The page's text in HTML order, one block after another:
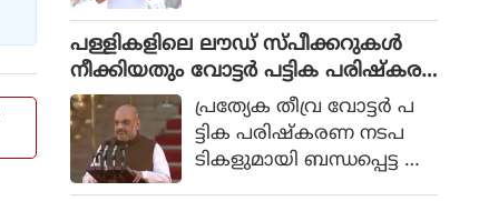
ബില്ലിനെതിരായ പോരാട്ടം
ഭാവിയിലും തുടരുമെന്നും
ഇന്ത്യ ടുഡേയോട്
സംസാരിക്കവെയാണ് ഉദ
യനിധി വ്യക്തമാക്കിയത്.
പള്ളികളിലെ ലൗഡ് സ്പീക്കറുകൾ
നീക്കിയതും വോട്ടർ പട്ടിക പരിഷ്കര
ണങ്ങളുമെല്ലാം പ്രശ്നങ്ങൾ, എൻ
സിപിഐയിലെ വിമത എം പിമാരെ ക
ണ്ട് അമിത് ഷാ
പ്രത്യേക തീവ്ര വോട്ടര്‍ പ
ട്ടിക പരിഷ്‌കരണ നടപ
ടികളുമായി ബന്ധപ്പെട്ട ആ